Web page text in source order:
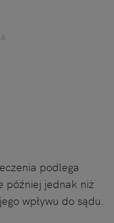
podlega
później jednak niż
wpływu do sądu.